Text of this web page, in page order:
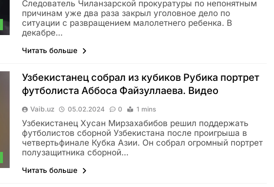
Следователь Чиланзарской прокуратуры по непонятным
причинам уже два раза закрыл уголовное дело по
ситуации с развращением малолетнего ребенка. В
декабре…
Читать больше
Узбекистанец собрал из кубиков Рубика портрет
футболиста Аббоса Файзуллаева. Видео
Vaib.uz 05.02.2024 0 1 mins
Узбекистанец Хусан Мирзахабибов решил поддержать
футболистов сборной Узбекистана после проигрыша в
четвертьфинале Кубка Азии. Он собрал огромный портрет
полузащитника сборной…
Читать больше